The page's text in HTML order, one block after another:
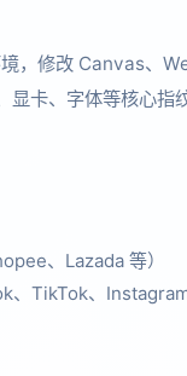
，修改 Canvas、
卡、字体等核心指
、Lazada 等）
、TikTok、Instagram